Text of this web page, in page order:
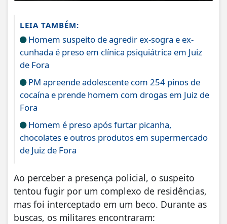
LEIA TAMBÉM:
Homem suspeito de agredir ex-sogra e ex-
cunhada é preso em clínica psiquiátrica em Juiz
de Fora
PM apreende adolescente com 254 pinos de
cocaína e prende homem com drogas em Juiz de
Fora
Homem é preso após furtar picanha,
chocolates e outros produtos em supermercado
de Juiz de Fora
Ao perceber a presença policial, o suspeito
tentou fugir por um complexo de residências,
mas foi interceptado em um beco. Durante as
buscas, os militares encontraram: